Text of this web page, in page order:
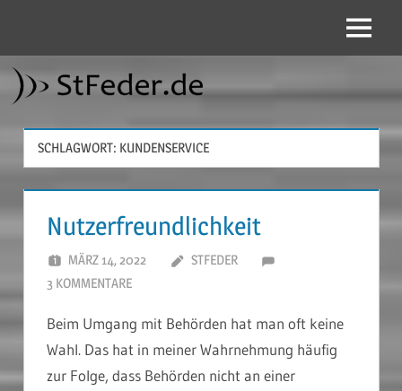
springen
Menü
SCHLAGWORT: KUNDENSERVICE
Nutzerfreundlichkeit
MÄRZ 14, 2022
STFEDER
3 KOMMENTARE
Beim Umgang mit Behörden hat man oft keine
Wahl. Das hat in meiner Wahrnehmung häufig
zur Folge, dass Behörden nicht an einer